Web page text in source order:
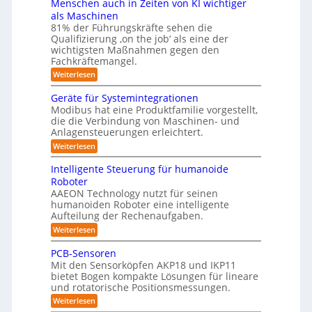
e
m
f
ü
r
R
o
b
o
t
i
k
u
d
L
o
g
i
s
t
i
k
ä
u
m
e
b
i
I
S
O
-
K
l
s
s
e
5
z
e
r
t
i
o
n
m
i
l
i
t
ä
r
i
s
c
h
e
r
B
o
d
n
r
o
b
o
t
i
k
o
n
e
n
-
S
c
h
w
i
ß
c
o
b
o
t
ä
s
e
n
t
a
t
i
o
n
v
o
n
E
n
c
y
3
0
Menschen auch in Zeiten von KI wichtiger
als Maschinen
81% der Führungskräfte sehen die
Qualifizierung ‚on the job‘ als eine der
wichtigsten Maßnahmen gegen den
Fachkräftemangel.
Weiterlesen:
M
n
s
c
h
e
n
u
h
i
n
Z
e
i
t
e
n
v
o
n
K
Geräte für Systemintegrationen
Modibus hat eine Produktfamilie vorgestellt,
die die Verbindung von Maschinen- und
Anlagensteuerungen erleichtert.
Weiterlesen:
G
e
r
t
e
f
ü
r
S
y
s
t
e
m
i
Intelligente Steuerung für humanoide
Roboter
AAEON Technology nutzt für seinen
humanoiden Roboter eine intelligente
Aufteilung der Rechenaufgaben.
Weiterlesen:
I
t
e
l
l
i
g
PCB-Sensoren
Mit den Sensorköpfen AKP18 und IKP11
bietet Bogen kompakte Lösungen für lineare
und rotatorische Positionsmessungen.
Weiterlesen:
P